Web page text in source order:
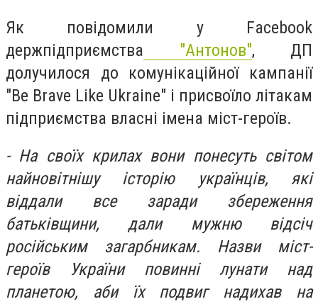
Як повідомили у Facebook
держпідприємства "Антонов", ДП
долучилося до комунікаційної кампанії
"Be Brave Like Ukraine" і присвоїло літакам
підприємства власні імена міст-героїв.
- На своїх крилах вони понесуть світом
найновітнішу історію українців, які
віддали все заради збереження
батьківщини, дали мужню відсіч
російським загарбникам. Назви міст-
героїв України повинні лунати над
планетою, аби їх подвиг надихав на